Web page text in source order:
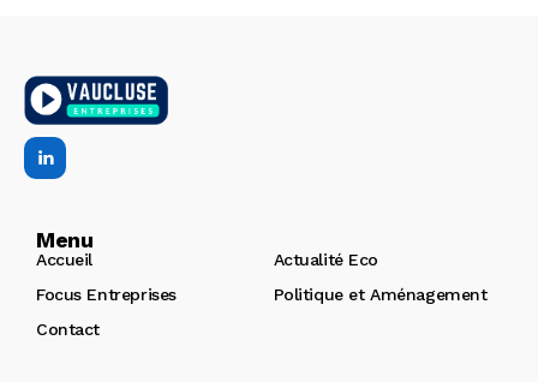
Menu
Accueil
Actualité Eco
Focus Entreprises
Politique et Aménagement
Contact